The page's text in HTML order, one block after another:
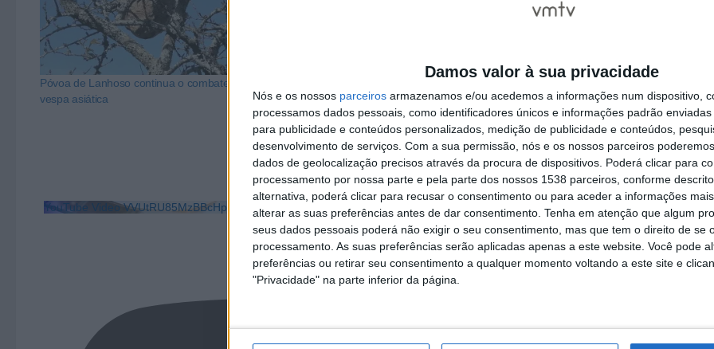
Damos valor à sua privacidade
Nós e os nossos parceiros armazenamos e/ou acedemos a informações num dispositivo,
processamos dados pessoais, como identificadores únicos e informações padrão
para publicidade e conteúdos personalizados, medição de publicidade e conteúdos,
desenvolvimento de serviços. Com a sua permissão, nós e os nossos parceiros
dados de geolocalização precisos através da procura de dispositivos. Poderá clicar para
processamento por nossa parte e pela parte dos nossos 1538 parceiros, conforme
alternativa, poderá clicar para recusar o consentimento ou para aceder a informações
alterar as suas preferências antes de dar consentimento. Tenha em atenção que algum
seus dados pessoais poderá não exigir o seu consentimento, mas que tem o direito de se
processamento. As suas preferências serão aplicadas apenas a este website. Você pode
preferências ou retirar seu consentimento a qualquer momento voltando a este site e
"Privacidade" na parte inferior da página.
Póvoa de Lanhoso continua o combate à
vespa asiática
asiática
Póvoa de Lanhoso desafia à colocação
armadilhas artesanais para travar
asiática
YouTube Video VVUtRU85MzBBcHpOcU5BUnpKX0wyV1ZBLkR5TmFiVWVZZDhv